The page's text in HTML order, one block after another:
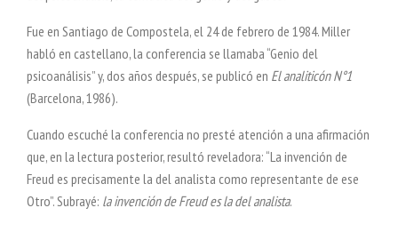
Fue en Santiago de Compostela, el 24 de febrero de 1984. Miller
habló en castellano, la conferencia se llamaba “Genio del
psicoanálisis” y, dos años después, se publicó en El analiticón N°1
(Barcelona, 1986).
Cuando escuché la conferencia no presté atención a una afirmación
que, en la lectura posterior, resultó reveladora: “La invención de
Freud es precisamente la del analista como representante de ese
Otro”. Subrayé: la invención de Freud es la del analista.